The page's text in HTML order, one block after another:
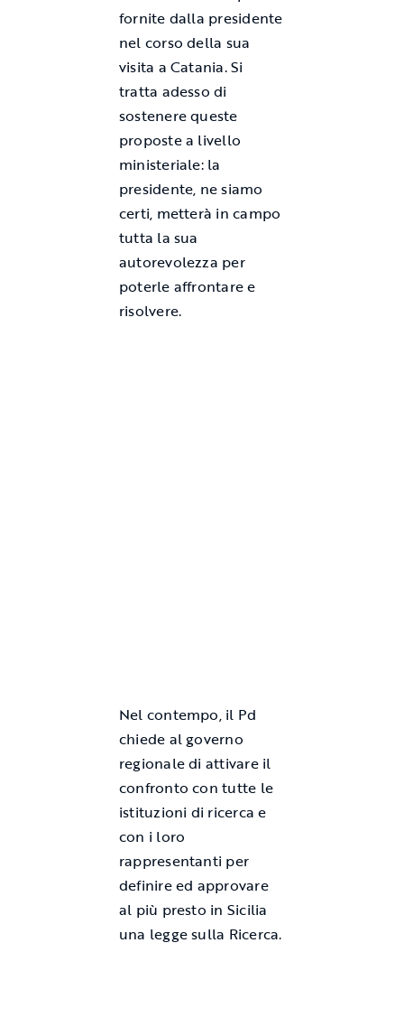
fornite dalla presidente
nel corso della sua
visita a Catania. Si
tratta adesso di
sostenere queste
proposte a livello
ministeriale: la
presidente, ne siamo
certi, metterà in campo
tutta la sua
autorevolezza per
poterle affrontare e
risolvere.
Nel contempo, il Pd
chiede al governo
regionale di attivare il
confronto con tutte le
istituzioni di ricerca e
con i loro
rappresentanti per
definire ed approvare
al più presto in Sicilia
una legge sulla Ricerca.